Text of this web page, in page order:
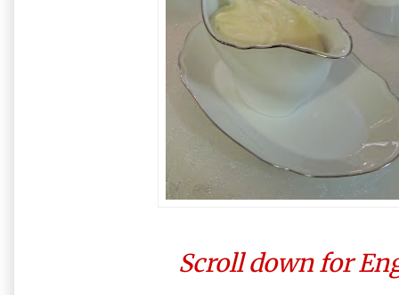
Scroll down for